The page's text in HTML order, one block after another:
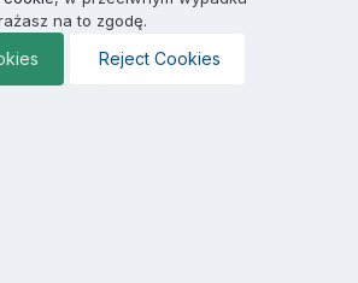
na to zgodę.
Reject Cookies